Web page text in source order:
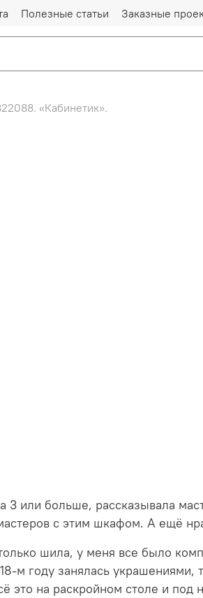
Полезные статьи Заказные
«Кабинетик».
или больше, рассказывала
с этим шкафом. А ещё
шила, у меня все было
м году занялась украшениями,
на раскройном столе и под